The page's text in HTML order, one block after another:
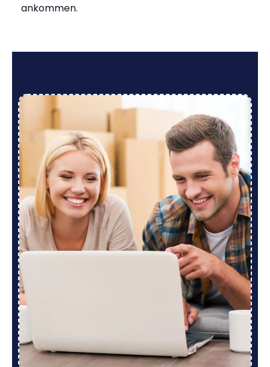
ankommen.